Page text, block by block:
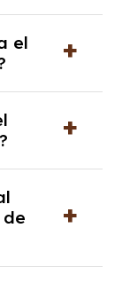
y
límite,
el
en algunos
sin